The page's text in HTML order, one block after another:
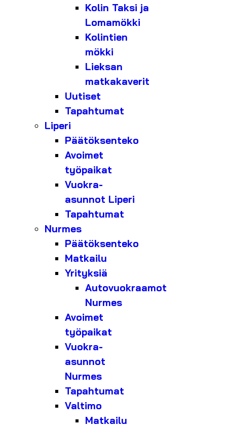
Kolin Taksi ja
Lomamökki
Kolintien
mökki
Lieksan
matkakaverit
Uutiset
Tapahtumat
Liperi
Päätöksenteko
Avoimet
työpaikat
Vuokra-
asunnot Liperi
Tapahtumat
Nurmes
Päätöksenteko
Matkailu
Yrityksiä
Autovuokraamot
Nurmes
Avoimet
työpaikat
Vuokra-
asunnot
Nurmes
Tapahtumat
Valtimo
Matkailu